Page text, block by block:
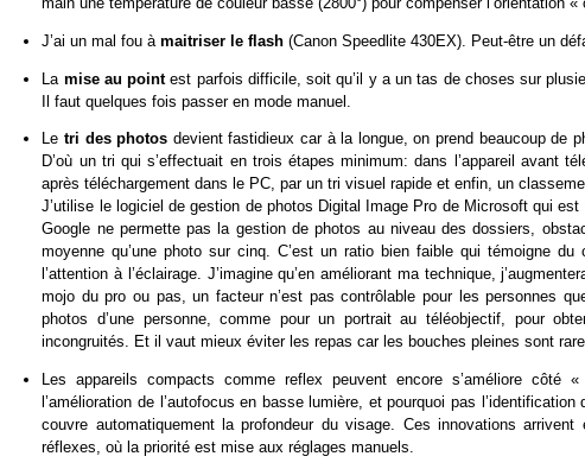
J’ai un mal fou àmaitriser le flash(Canon Speedlite 430EX). Peut-être un
La mise au pointest parfois difficile, soit qu’il y a un tas de choses sur
Il faut quelques fois passer en mode manuel.
Le tri des photos devient fastidieux car à la longue, on prend beaucoup de
D’où un tri qui s’effectuait en trois étapes minimum: dans l’appareil avant
après téléchargement dans le PC, par un tri visuel rapide et enfin, un
J’utilise le logiciel de gestion de photos Digital Image Pro de Microsoft qui
Google ne permette pas la gestion de photos au niveau des dossiers,
moyenne qu’une photo sur cinq. C’est un ratio bien faible qui témoigne
l’attention à l’éclairage. J’imagine qu’en améliorant ma technique,
mojo du pro ou pas, un facteur n’est pas contrôlable pour les personnes
photos d’une personne, comme pour un portrait au téléobjectif, pour
incongruités. Et il vaut mieux éviter les repas car les bouches pleines sont
Les appareils compacts comme reflex peuvent encore s’améliore côté
l’amélioration de l’autofocus en basse lumière, et pourquoi pas
couvre automatiquement la profondeur du visage. Ces innovations
réflexes, où la priorité est mise aux réglages manuels.